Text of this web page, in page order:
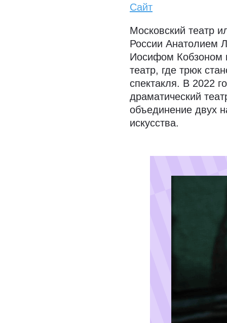
Сайт
Московский театр
России Анатолием
Иосифом Кобзоном
театр, где трюк
спектакля. В 2022
драматический
объединение двух
искусства.